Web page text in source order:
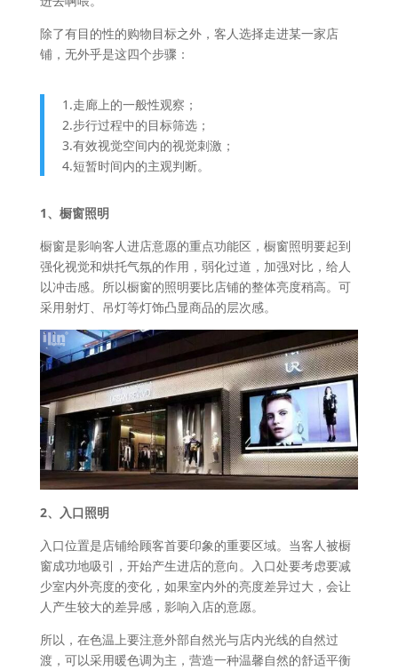
除了有目的性的购物目标之外，客人选择走进某一家店
铺，无外乎是这四个步骤：
1.走廊上的一般性观察；
2.步行过程中的目标筛选；
3.有效视觉空间内的视觉刺激；
4.短暂时间内的主观判断。
1、橱窗照明
橱窗是影响客人进店意愿的重点功能区，橱窗照明要起到
强化视觉和烘托气氛的作用，弱化过道，加强对比，给人
以冲击感。所以橱窗的照明要比店铺的整体亮度稍高。可
采用射灯、吊灯等灯饰凸显商品的层次感。
2、入口照明
入口位置是店铺给顾客首要印象的重要区域。当客人被橱
窗成功地吸引，开始产生进店的意向。入口处要考虑要减
少室内外亮度的变化，如果室内外的亮度差异过大，会让
人产生较大的差异感，影响入店的意愿。
所以，在色温上要注意外部自然光与店内光线的自然过
渡，可以采用暖色调为主，营造一种温馨自然的舒适平衡